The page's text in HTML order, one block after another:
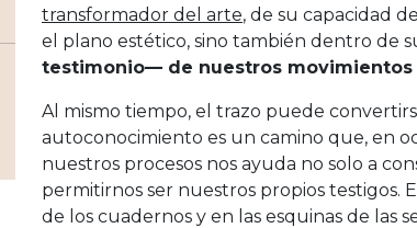
transformador del arte, de su capacidad
el plano estético, sino también dentro de
testimonio— de nuestros movimientos
Al mismo tiempo, el trazo puede
autoconocimiento es un camino que, en
nuestros procesos nos ayuda no solo a
permitirnos ser nuestros propios testigos.
de los cuadernos y en las esquinas de las